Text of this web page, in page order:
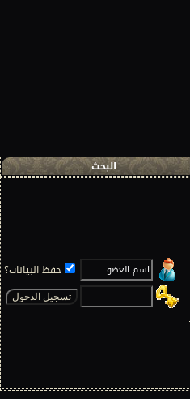
البحث
حفظ البيانات؟